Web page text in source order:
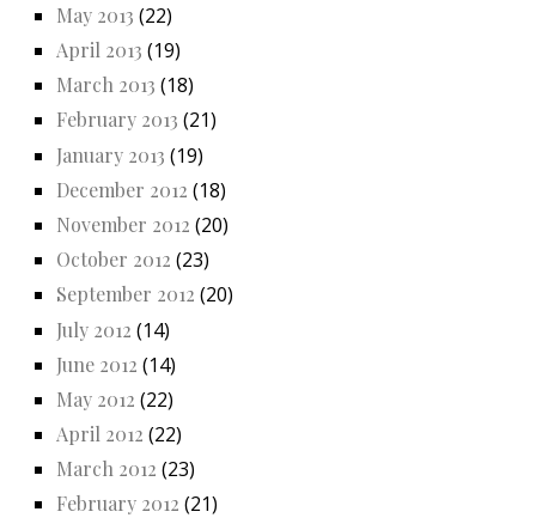
May 2013 (22)
April 2013 (19)
March 2013 (18)
February 2013 (21)
January 2013 (19)
December 2012 (18)
November 2012 (20)
October 2012 (23)
September 2012 (20)
July 2012 (14)
June 2012 (14)
May 2012 (22)
April 2012 (22)
March 2012 (23)
February 2012 (21)